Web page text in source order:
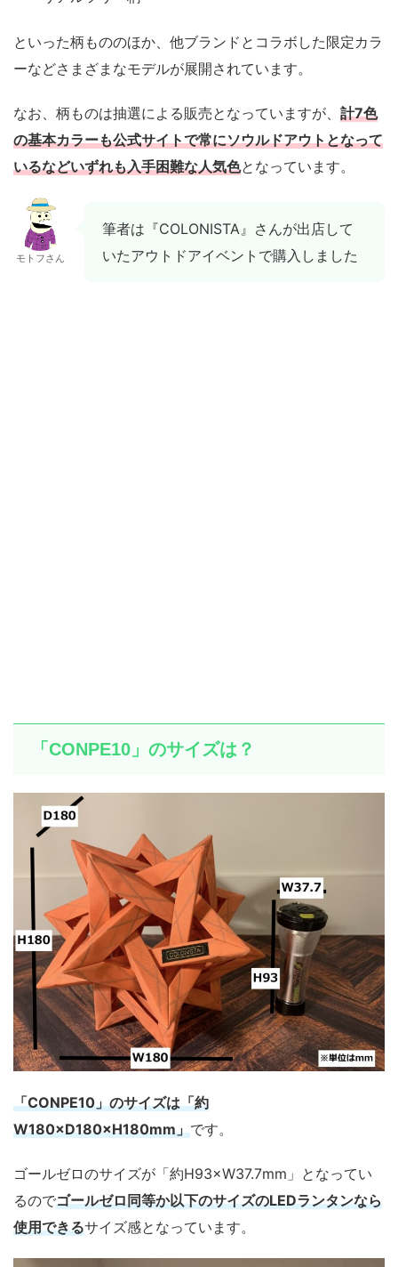
といった柄もののほか、他ブランドとコラボした限定カラ
ーなどさまざまなモデルが展開されています。
なお、柄ものは抽選による販売となっていますが、 計7色
の基本カラーも公式サイトで常にソウルドアウトとなって
いるなどいずれも入手困難な人気色となっています。
モトフさん
筆者は『COLONISTA』さんが出店して
いたアウトドアイベントで購入しました
「CONPE10」のサイズは？
「CONPE10」のサイズは「約
W180×D180×H180mm」です。
ゴールゼロのサイズが「約H93×W37.7mm」となってい
るのでゴールゼロ同等か以下のサイズのLEDランタンなら
使用できるサイズ感となっています。